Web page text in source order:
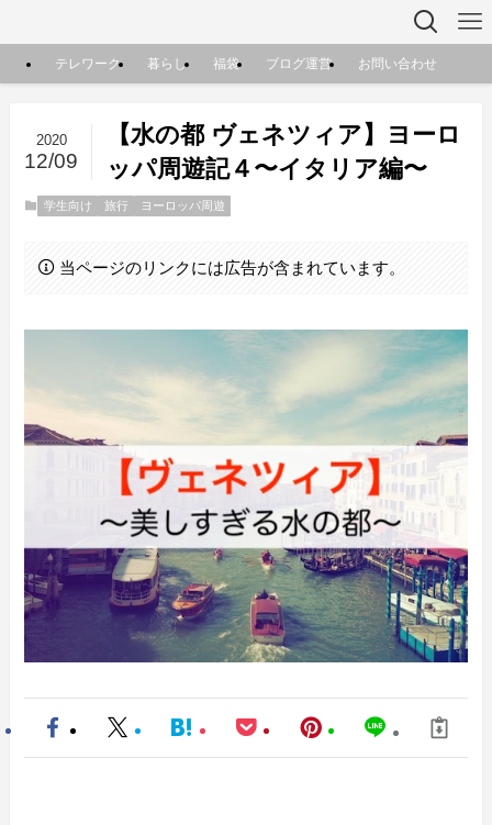
テレワーク 暮らし 福袋 ブログ運営 お問い合わせ
【水の都 ヴェネツィア】ヨーロ
ッパ周遊記４〜イタリア編〜
2020
12/09
学生向け 旅行 ヨーロッパ周遊
当ページのリンクには広告が含まれています。